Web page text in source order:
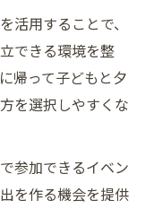
活用することで、
できる環境を整
帰って子どもと夕
を選択しやすくな
参加できるイベン
を作る機会を提供